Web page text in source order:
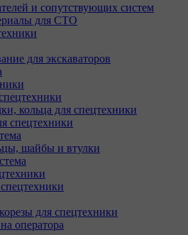
и сопутствующих систем
для СТО
для экскаваторов
кольца для спецтехники
спецтехники
шайбы и втулки
для спецтехники
оператора